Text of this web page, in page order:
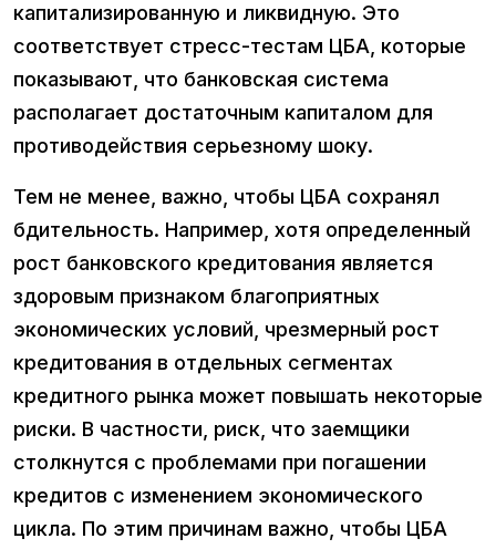
капитализированную и ликвидную. Это
соответствует стресс-тестам ЦБА, которые
показывают, что банковская система
располагает достаточным капиталом для
противодействия серьезному шоку.
Тем не менее, важно, чтобы ЦБА сохранял
бдительность. Например, хотя определенный
рост банковского кредитования является
здоровым признаком благоприятных
экономических условий, чрезмерный рост
кредитования в отдельных сегментах
кредитного рынка может повышать некоторые
риски. В частности, риск, что заемщики
столкнутся с проблемами при погашении
кредитов с изменением экономического
цикла. По этим причинам важно, чтобы ЦБА